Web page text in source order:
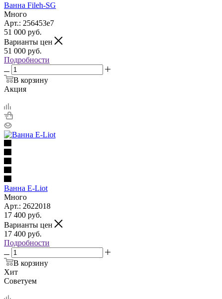
Ванна Fileh-SG
Много
Арт.: 256453е7
51 000 руб.
Варианты цен
51 000 руб.
Подробности
В корзину
Акция
Ванна Е-Liot
Много
Арт.: 2622018
17 400 руб.
Варианты цен
17 400 руб.
Подробности
В корзину
Хит
Советуем